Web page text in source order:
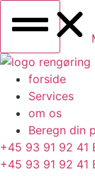
forside
Services
om os
Beregn din
+45 93 91 92 41
+45 93 91 92 41